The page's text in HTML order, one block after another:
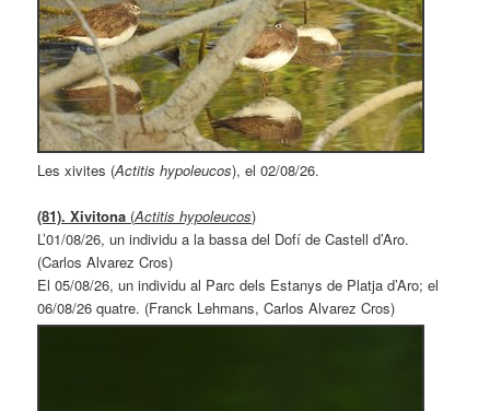
Les xivites (Actitis hypoleucos), el 02/08/26.
(81). Xivitona (Actitis hypoleucos)
L’01/08/26, un individu a la bassa del Dofí de Castell d’Aro.
(Carlos Alvarez Cros)
El 05/08/26, un individu al Parc dels Estanys de Platja d’Aro; el
06/08/26 quatre. (Franck Lehmans, Carlos Alvarez Cros)